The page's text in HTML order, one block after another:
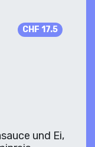
CHF 17.5
und Ei,